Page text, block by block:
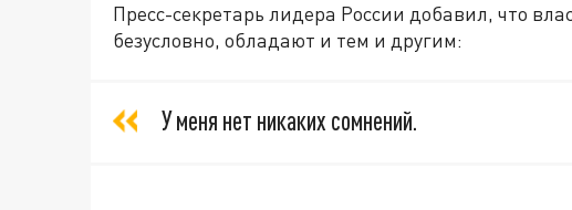
Пресс-секретарь лидера России добавил, что
безусловно, обладают и тем и другим:
У меня нет никаких сомнений.